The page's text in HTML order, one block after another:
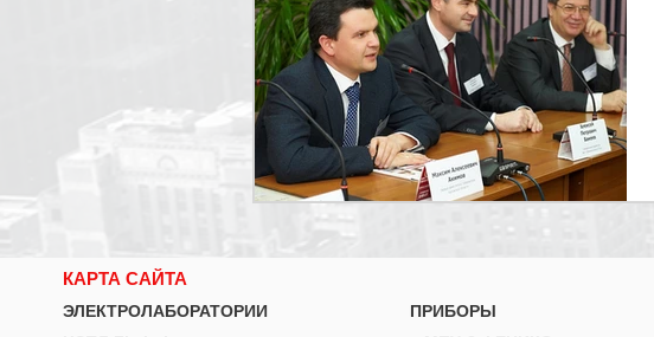
КАРТА САЙТА
ЭЛЕКТРОЛАБОРАТОРИИ
ПРИБОРЫ